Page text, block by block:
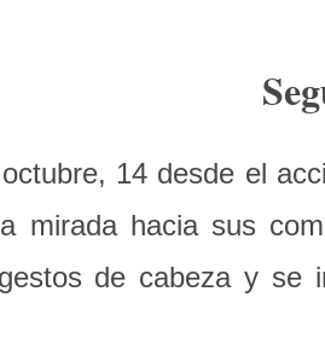
14 desde el
mirada hacia sus
de cabeza y se